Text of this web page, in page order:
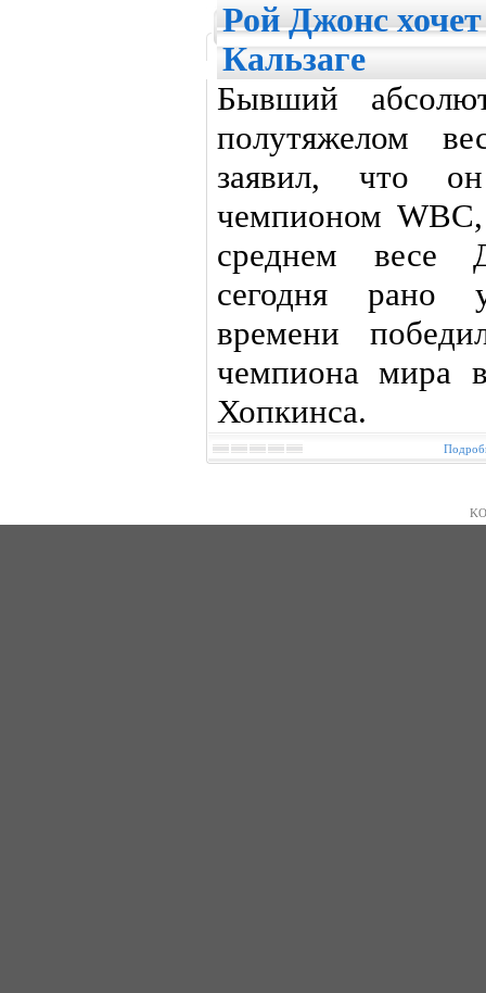
Рой Джонс
Кальзаге
Бывший
полутяжелом
заявил, что
чемпионом
среднем весе
сегодня рано
времени
чемпиона мира
Хопкинса.